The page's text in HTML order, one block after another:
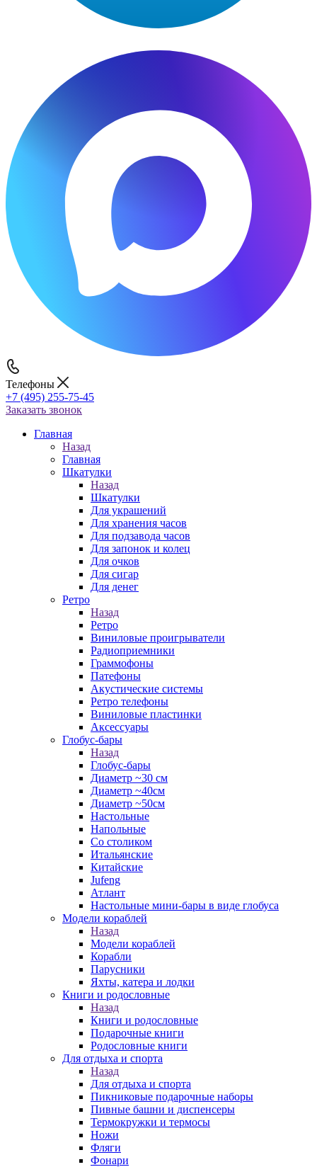
Телефоны
+7 (495) 255-75-45
Заказать звонок
Главная
Назад
Главная
Шкатулки
Назад
Шкатулки
Для украшений
Для хранения часов
Для подзавода часов
Для запонок и колец
Для очков
Для сигар
Для денег
Ретро
Назад
Ретро
Виниловые проигрыватели
Радиоприемники
Граммофоны
Патефоны
Акустические системы
Ретро телефоны
Виниловые пластинки
Аксессуары
Глобус-бары
Назад
Глобус-бары
Диаметр ~30 см
Диаметр ~40см
Диаметр ~50см
Настольные
Напольные
Со столиком
Итальянские
Китайские
Jufeng
Атлант
Настольные мини-бары в виде глобуса
Модели кораблей
Назад
Модели кораблей
Корабли
Парусники
Яхты, катера и лодки
Книги и родословные
Назад
Книги и родословные
Подарочные книги
Родословные книги
Для отдыха и спорта
Назад
Для отдыха и спорта
Пикниковые подарочные наборы
Пивные башни и диспенсеры
Термокружки и термосы
Ножи
Фляги
Фонари